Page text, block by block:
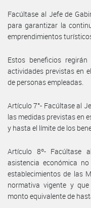
Facúltase al Jefe de
para garantizar la
emprendimientos
Estos beneficios
actividades previstas en
de personas empleadas.
Artículo 7°- Facúltase al
las medidas previstas en
y hasta el límite de los
Artículo 8º- Facúltase
asistencia económica
establecimientos de las
normativa vigente y
monto equivalente de